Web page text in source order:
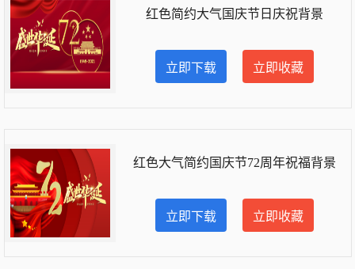
红色简约大气国庆节日庆祝背景
立即下载 立即收藏
红色大气简约国庆节72周年祝福背景
立即下载 立即收藏